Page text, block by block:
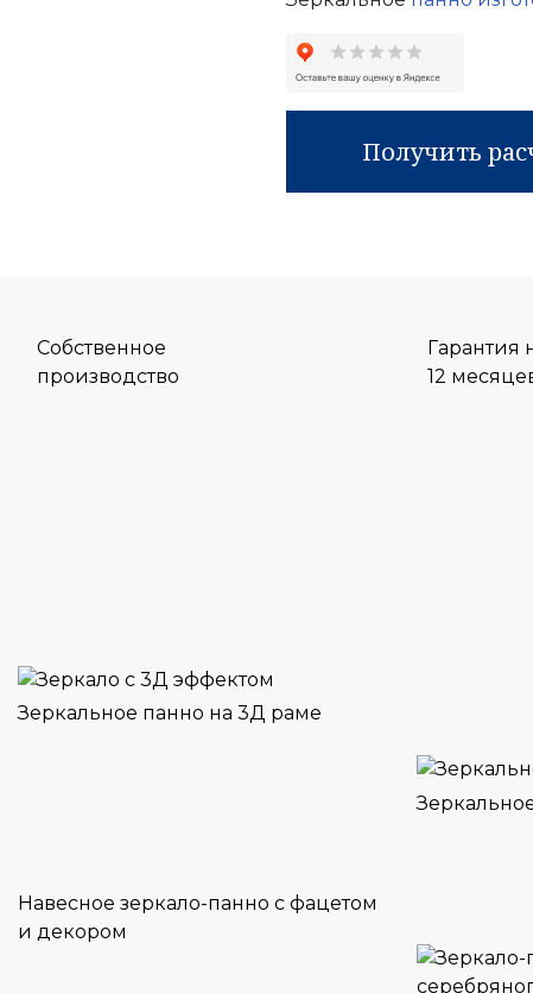
Получить
Собственное
производство
Гарантия
12
Зеркальное панно на 3Д раме
Навесное зеркало-панно с фацетом
и декором